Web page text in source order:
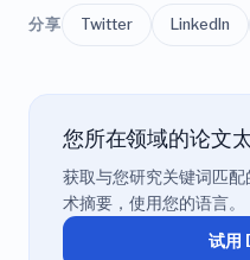
分享 Twitter LinkedIn
您所在领域的论文
获取与您研究关键词匹
术摘要，使用您的语言。
试